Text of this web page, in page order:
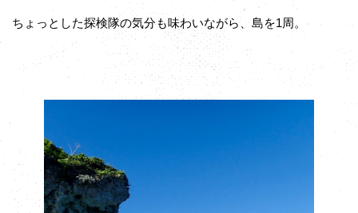
ちょっとした探検隊の気分も味わいながら、島を1周。